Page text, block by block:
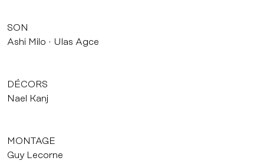
SON
Ashi Milo
Ulas Agce
DÉCORS
Nael Kanj
MONTAGE
Guy Lecorne